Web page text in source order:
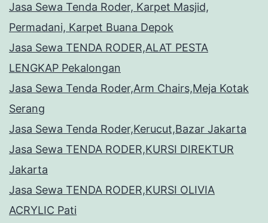
Jasa Sewa Tenda Roder, Karpet Masjid,
Permadani, Karpet Buana Depok
Jasa Sewa TENDA RODER,ALAT PESTA
LENGKAP Pekalongan
Jasa Sewa Tenda Roder,Arm Chairs,Meja Kotak
Serang
Jasa Sewa Tenda Roder,Kerucut,Bazar Jakarta
Jasa Sewa TENDA RODER,KURSI DIREKTUR
Jakarta
Jasa Sewa TENDA RODER,KURSI OLIVIA
ACRYLIC Pati